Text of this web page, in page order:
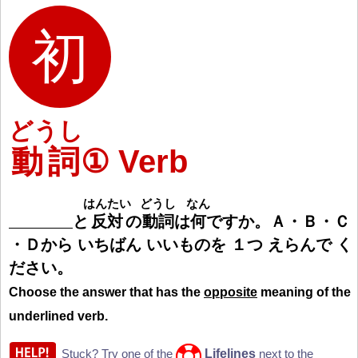
動詞
どうし
① Verb
と 反対
はんたい
の動詞
どうし
は何
なん
ですか。 Ａ ・ Ｂ ・ Ｃ
・ Ｄから いちばん いいものを １つ えらんで く
ださい。
Choose the answer that has the opposite meaning of the
underlined verb.
Stuck? Try one of the Lifelines next to the